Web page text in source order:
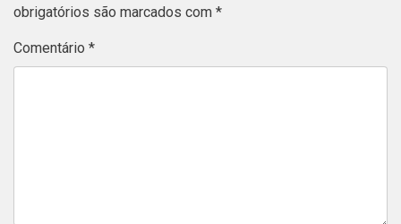
obrigatórios são marcados com *
Comentário *